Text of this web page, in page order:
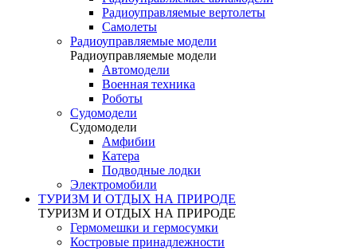
Радиоуправляемые вертолеты
Самолеты
Радиоуправляемые модели
Радиоуправляемые модели
Автомодели
Военная техника
Роботы
Судомодели
Судомодели
Амфибии
Катера
Подводные лодки
Электромобили
ТУРИЗМ И ОТДЫХ НА ПРИРОДЕ
ТУРИЗМ И ОТДЫХ НА ПРИРОДЕ
Гермомешки и гермосумки
Костровые принадлежности